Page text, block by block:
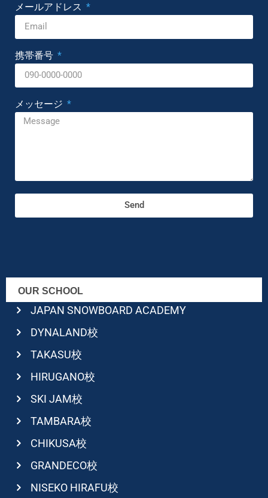
メールアドレス
携帯番号
メッセージ
Send
OUR SCHOOL
JAPAN SNOWBOARD ACADEMY
DYNALAND校
TAKASU校
HIRUGANO校
SKI JAM校
TAMBARA校
CHIKUSA校
GRANDECO校
NISEKO HIRAFU校